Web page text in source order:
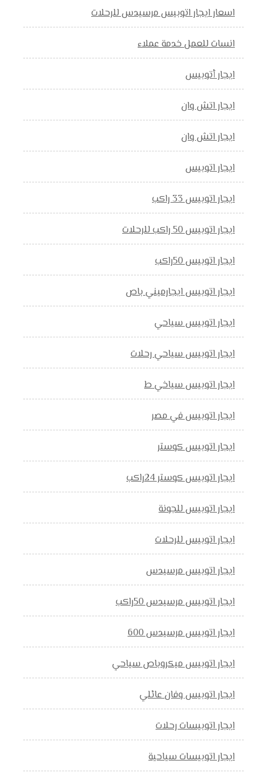
اسعار ايجار اتوبيس مرسيدس للرحلات
انسات للعمل خدمة عملاء
ايجار أتوبيس
ايجار اتش وان
ايجار اتش وان
ايجار اتوبيس
ايجار اتوبيس 33 راكب
ايجار اتوبيس 50 راكب للرحلات
ايجار اتوبيس 50راكب
ايجار اتوبيس ايجارميني باص
ايجار اتوبيس سياحي
ايجار اتوبيس سياحي رحلات
ايجار اتوبيس سياخي ط
ايجار اتوبيس في مصر
ايجار اتوبيس كوستر
ايجار اتوبيس كوستر 24راكب
ايجار اتوبيس للجونة
ايجار اتوبيس للرحلات
ايجار اتوبيس مرسيدس
ايجار اتوبيس مرسيدس 50راكب
ايجار اتوبيس مرسيدس 600
ايجار اتوبيس ميكروباص سياحي
ايجار اتوبيس وفان عائلي
ايجار اتوبيسات رحلات
ايجار اتوبيسات سياحية